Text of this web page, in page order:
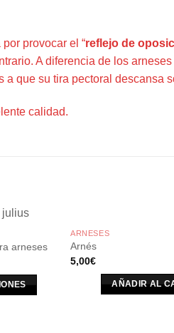
provocar el “reflejo de
A diferencia de los
que su tira pectoral descansa
calidad.
arneses
ARNESES
Arnés
5,00€
AÑADIR AL